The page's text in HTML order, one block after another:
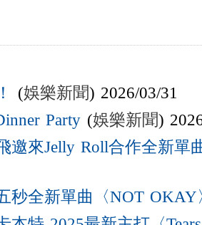
(娛樂新聞) 2026/03/31
Party (娛樂新聞)
邀來Jelly Roll合作全新單
秒全新單曲〈NOT OKAY